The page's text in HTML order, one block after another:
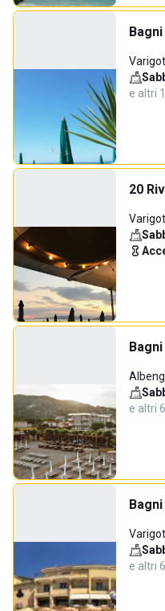
e altri
20
e altri
e altri